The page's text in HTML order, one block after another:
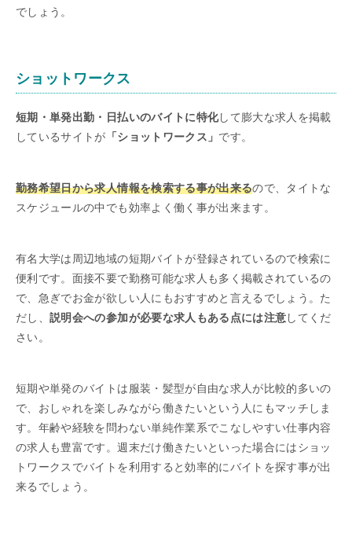
でしょう。
ショットワークス
短期・単発出勤・日払いのバイトに特化して膨大な求人を掲載
しているサイトが 「ショットワークス」 です。
勤務希望日から求人情報を検索する事が出来るので、タイトな
スケジュールの中でも効率よく働く事が出来ます。
有名大学は周辺地域の短期バイトが登録されているので検索に
便利です。面接不要で勤務可能な求人も多く掲載されているの
で、急ぎでお金が欲しい人にもおすすめと言えるでしょう。た
だし、説明会への参加が必要な求人もある点には注意してくだ
さい。
短期や単発のバイトは服装・髪型が自由な求人が比較的多いの
で、おしゃれを楽しみながら働きたいという人にもマッチしま
す。年齢や経験を問わない単純作業系でこなしやすい仕事内容
の求人も豊富です。週末だけ働きたいといった場合にはショッ
トワークスでバイトを利用すると効率的にバイトを探す事が出
来るでしょう。